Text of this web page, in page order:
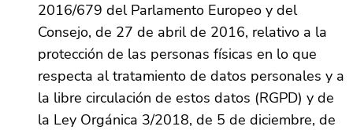
2016/679 del Parlamento Europeo y del
Consejo, de 27 de abril de 2016, relativo a la
protección de las personas físicas en lo que
respecta al tratamiento de datos personales y a
la libre circulación de estos datos (RGPD) y de
la Ley Orgánica 3/2018, de 5 de diciembre, de